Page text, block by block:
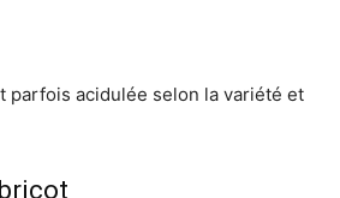
parfois acidulée selon la variété et